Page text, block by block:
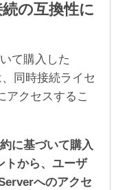
の互換性に
て購入した
同時接続ライセ
アクセスするこ
に基づいて購入
トから、ユーザ
へのアクセ